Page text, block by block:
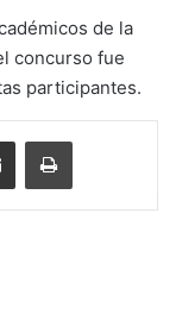
de la
concurso fue
participantes.
Share via Email Print